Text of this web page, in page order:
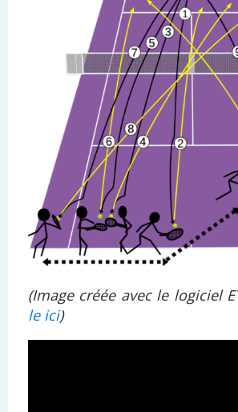
(Image créée avec le logiciel
le ici)